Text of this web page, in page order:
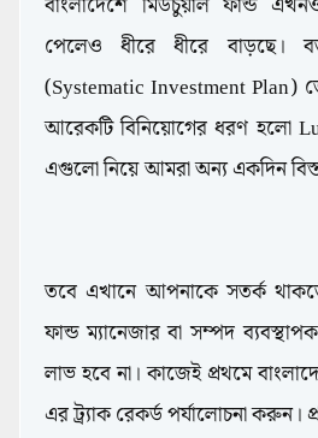
পেলেও ধীরে ধীরে বাড়ছে।
(Systematic Investment Plan)
আরেকটি বিনিয়োগের ধরণ হলো
এগুলো নিয়ে আমরা অন্য একদিন
তবে এখানে আপনাকে সতর্ক
ফান্ড ম্যানেজার বা সম্পদ
লাভ হবে না। কাজেই প্রথমে
এর ট্র্যাক রেকর্ড পর্যালোচনা